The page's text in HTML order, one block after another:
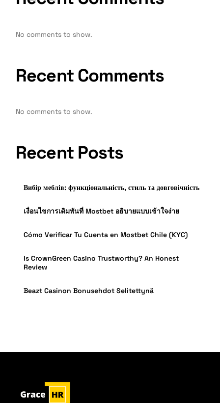
No comments to show.
Recent Comments
No comments to show.
Recent Posts
Вибір меблів: функціональність, стиль та довговічність
เงื่อนไขการเดิมพันที่ Mostbet อธิบายแบบเข้าใจง่าย
Cómo Verificar Tu Cuenta en Mostbet Chile (KYC)
Is CrownGreen Casino Trustworthy? An Honest
Review
Beazt Casinon Bonusehdot Selitettynä